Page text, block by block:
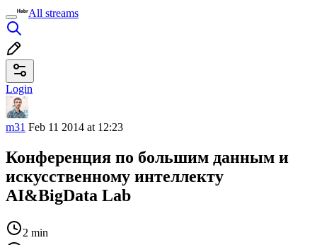
All streams
Login
m31 Feb 11 2014 at 12:23
Конференция по большим данным и
искусственному интеллекту
AI&BigData Lab
2 min